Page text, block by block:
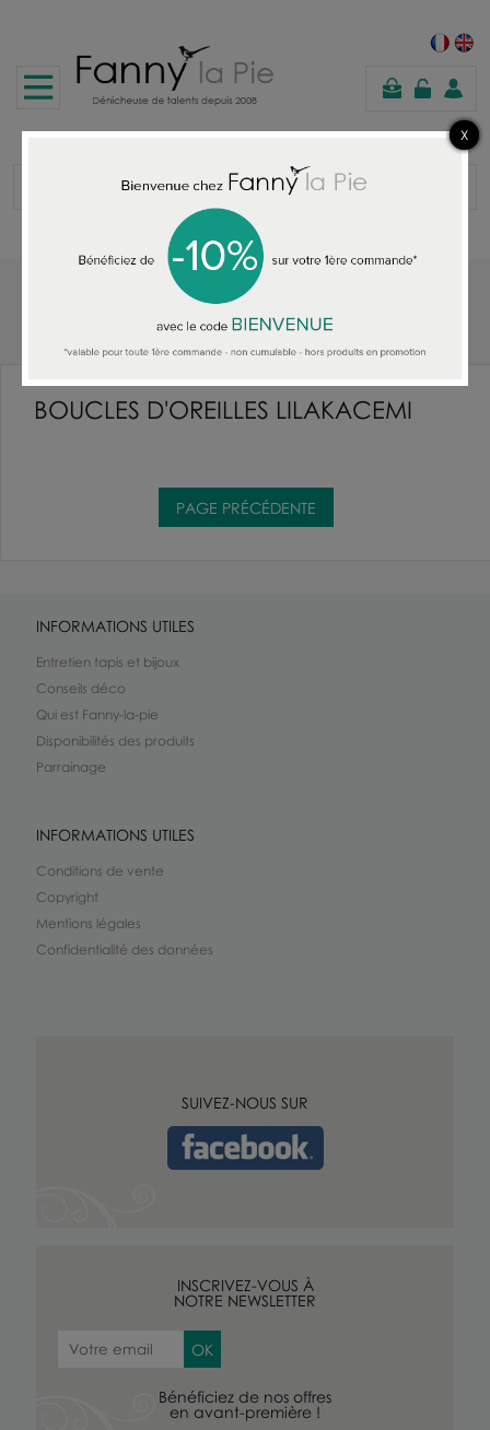
panier
BOUCLES D'OREILLES LILAKACEMI
BOUCLES D'OREILLES LILAKACEMI
INFORMATIONS UTILES
Entretien tapis et bijoux
Conseils déco
Qui est Fanny-la-pie
Disponibilités des produits
Parrainage
INFORMATIONS UTILES
Conditions de vente
Copyright
Mentions légales
Confidentialité des données
SUIVEZ-NOUS SUR
INSCRIVEZ-VOUS À
NOTRE NEWSLETTER
Bénéficiez de nos offres
en avant-première !